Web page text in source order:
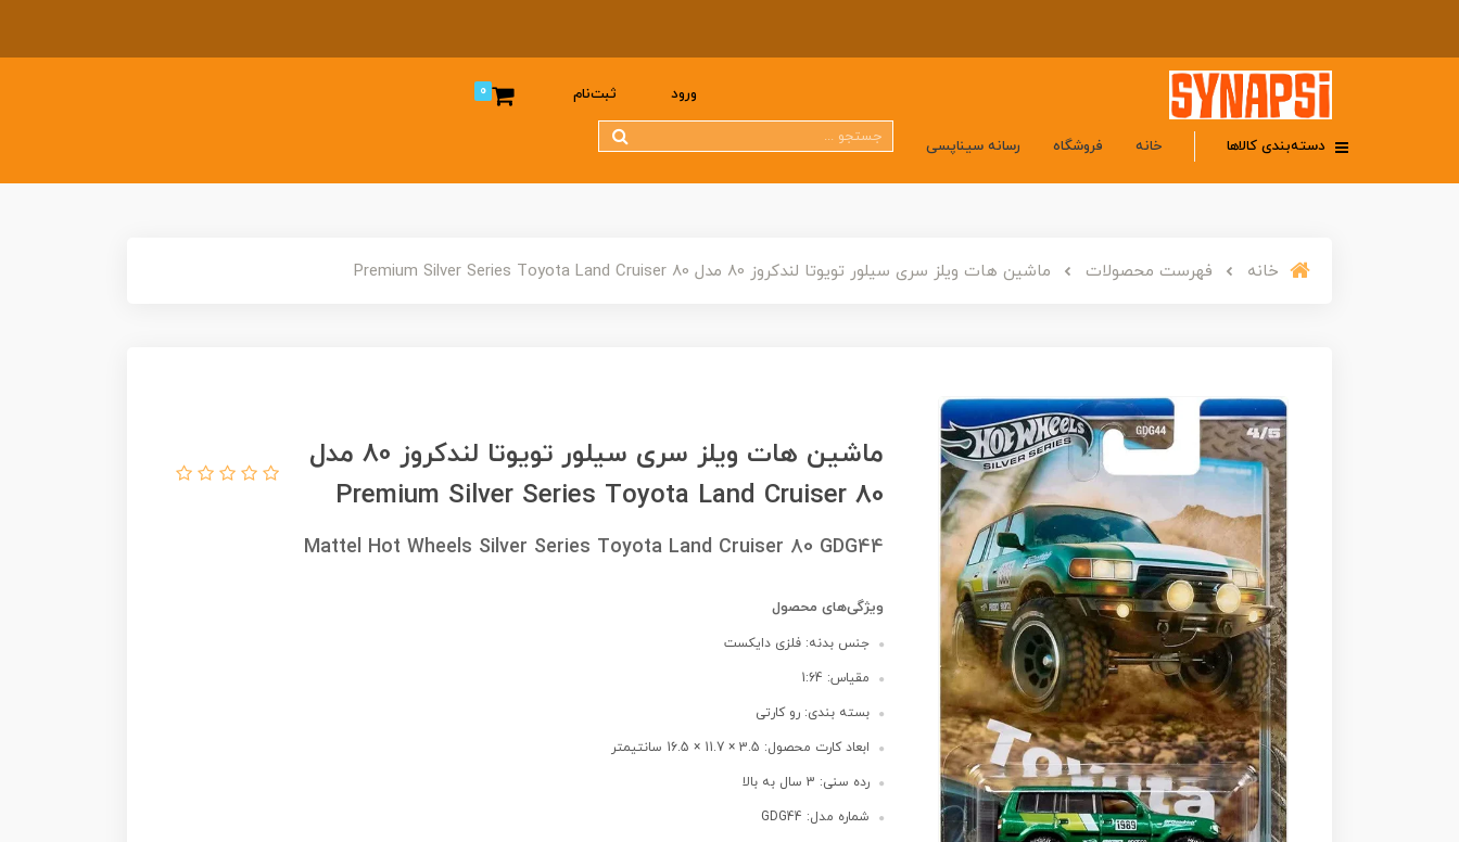
ورود ثبت‌نام 0
دسته‌بندی کالاها خانه فروشگاه رسانه سیناپسی
خانه فهرست محصولات ماشین هات ویلز سری سیلور تویوتا لندکروز 80 مدل Premium Silver Series Toyota Land Cruiser 80
ماشین هات ویلز سری سیلور تویوتا لندکروز 80 مدل
Premium Silver Series Toyota Land Cruiser 80
Mattel Hot Wheels Silver Series Toyota Land Cruiser 80 GDG44
ویژگی‌های محصول
جنس بدنه: فلزی دایکست
مقیاس: 1:64
بسته بندی: رو کارتی
ابعاد کارت محصول: 3.5 × 11.7 × 16.5 سانتیمتر
رده سنی: 3 سال به بالا
شماره مدل: GDG44